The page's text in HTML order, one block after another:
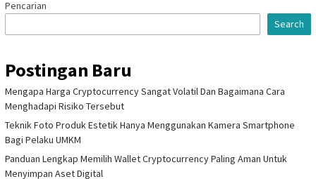
Pencarian
Search
Postingan Baru
Mengapa Harga Cryptocurrency Sangat Volatil Dan Bagaimana Cara
Menghadapi Risiko Tersebut
Teknik Foto Produk Estetik Hanya Menggunakan Kamera Smartphone
Bagi Pelaku UMKM
Panduan Lengkap Memilih Wallet Cryptocurrency Paling Aman Untuk
Menyimpan Aset Digital